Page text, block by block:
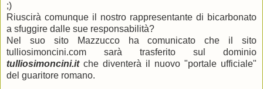
;)
Riuscirà comunque il nostro rappresentante di bicarbonato
a sfuggire dalle sue responsabilità?
Nel suo sito Mazzucco ha comunicato che il sito
tulliosimoncini.com sarà trasferito sul dominio
tulliosimoncini.itche diventerà il nuovo "portale ufficiale"
del guaritore romano.